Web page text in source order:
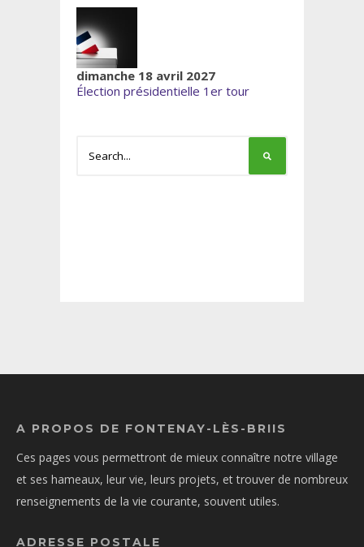
dimanche 18 avril 2027
Élection présidentielle 1er tour
A PROPOS DE FONTENAY-LÈS-BRIIS
Ces pages vous permettront de mieux connaître notre village
et ses hameaux, leur vie, leurs projets, et trouver de nombreux
renseignements de la vie courante, souvent utiles.
ADRESSE POSTALE